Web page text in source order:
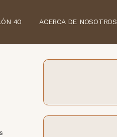
40 ACERCA DE NOSOTROS